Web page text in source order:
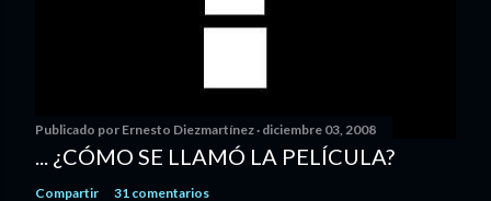
Publicado por Ernesto Diezmartínez diciembre 03, 2008
... ¿CÓMO SE LLAMÓ LA PELÍCULA?
Compartir 31 comentarios